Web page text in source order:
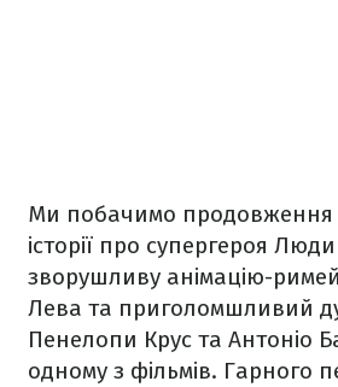
Ми побачимо продовження
історії про супергероя
зворушливу анімацію-
Лева та приголомшливий
Пенелопи Крус та Антоніо
одному з фільмів. Гарного